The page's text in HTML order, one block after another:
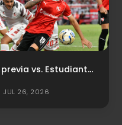
La previa vs. Estudiantes de La Plata: Horario, TV y Probables formaciones
JUL 26, 2026